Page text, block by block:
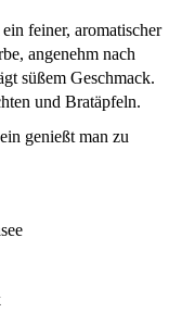
feiner, aromatischer
angenehm nach
süßem Geschmack.
und Bratäpfeln.
genießt man zu